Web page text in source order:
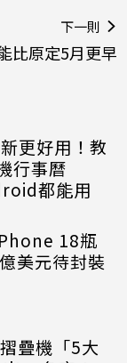
下一則
比原定5月更早
更好用！教
行事曆
都能用
18瓶
美元待封裝
疊機「5大